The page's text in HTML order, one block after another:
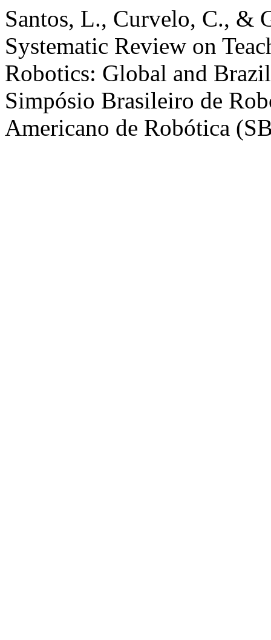
Santos, L., Curvelo, C., &
Systematic Review on
Robotics: Global and
Simpósio Brasileiro de
Americano de Robótica